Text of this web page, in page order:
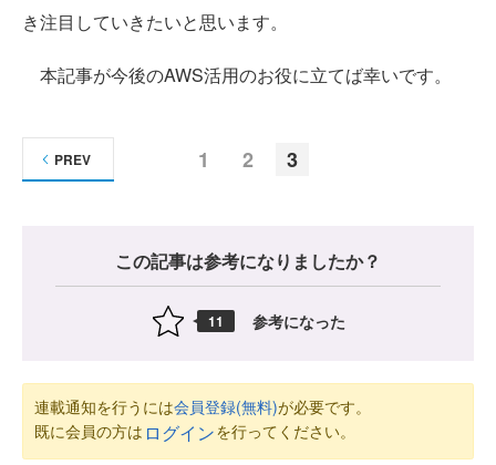
き注目していきたいと思います。
本記事が今後のAWS活用のお役に立てば幸いです。
1 2 3
PREV
この記事は参考になりましたか？
11 参考になった
連載通知を行うには会員登録(無料)が必要です。
既に会員の方は ログインを行ってください。